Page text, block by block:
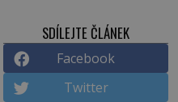
SDÍLEJTE ČLÁNEK
Facebook
Twitter